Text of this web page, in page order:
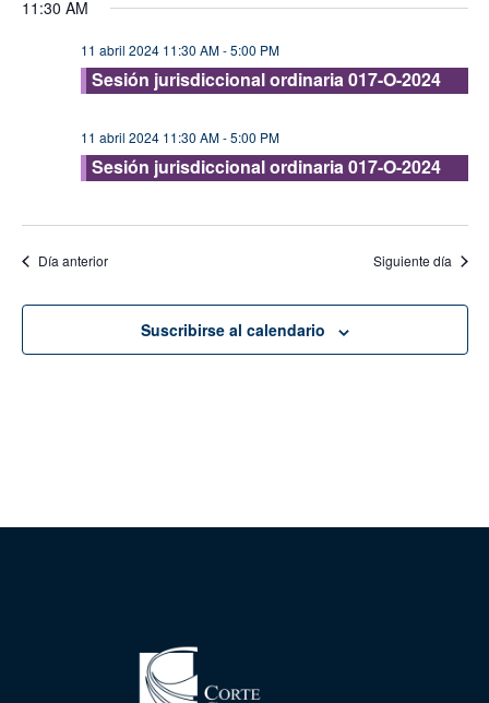
vistas
fecha.
11:30 AM
11 abril 2024 11:30 AM-5:00 PM
Sesión jurisdiccional ordinaria 017-O-2024
11 abril 2024 11:30 AM-5:00 PM
Sesión jurisdiccional ordinaria 017-O-2024
Día anterior Siguiente día
Suscribirse al calendario